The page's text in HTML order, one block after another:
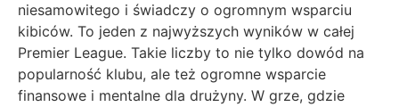
niesamowitego i świadczy o ogromnym wsparciu
kibiców. To jeden z najwyższych wyników w całej
Premier League. Takie liczby to nie tylko dowód na
popularność klubu, ale też ogromne wsparcie
finansowe i mentalne dla drużyny. W grze, gdzie